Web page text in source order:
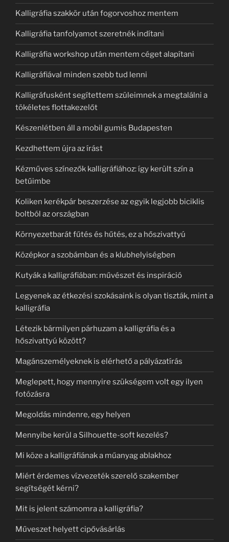
Kalligráfia szakkör után fogorvoshoz mentem
Kalligráfia tanfolyamot szeretnék indítani
Kalligráfia workshop után mentem céget alapítani
Kalligráfiával minden szebb tud lenni
Kalligráfusként segítettem szüleimnek a megtalálni a
tökéletes flottakezelőt
Készenlétben áll a mobil gumis Budapesten
Kezdhettem újra az írást
Kézműves színezők kalligráfiához: így került szín a
betűimbe
Koliken kerékpár beszerzése az egyik legjobb biciklis
boltból az országban
Környezetbarát fűtés és hűtés, ez a hőszivattyú
Középkor a szobámban és a klubhelyiségben
Kutyák a kalligráfiában: művészet és inspiráció
Legyenek az étkezési szokásaink is olyan tiszták, mint a
kalligráfia
Létezik bármilyen párhuzam a kalligráfia és a
hőszivattyú között?
Magánszemélyeknek is elérhető a pályázatírás
Meglepett, hogy mennyire szükségem volt egy ilyen
fotózásra
Megoldás mindenre, egy helyen
Mennyibe kerül a Silhouette-soft kezelés?
Mi köze a kalligráfiának a műanyag ablakhoz
Miért érdemes vízvezeték szerelő szakember
segítségét kérni?
Mit is jelent számomra a kalligráfia?
Műveszet helyett cipővásárlás